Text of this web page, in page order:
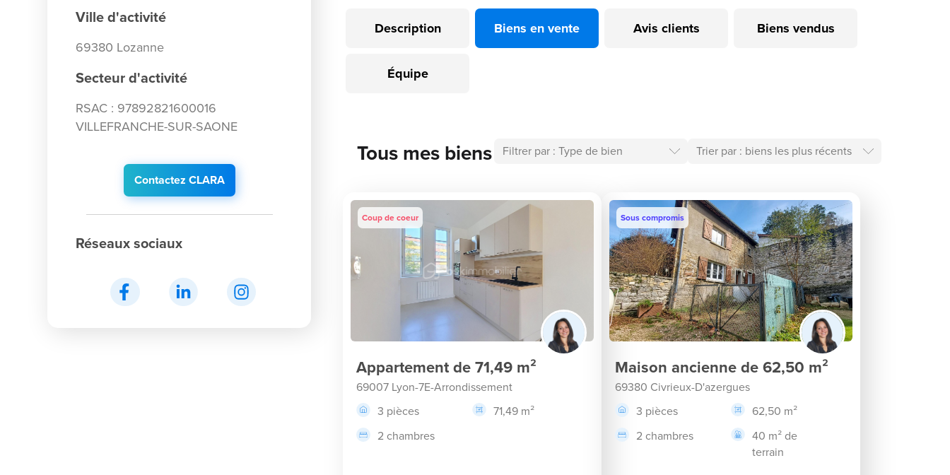
Ville d'activité
69380 Lozanne
Secteur d'activité
RSAC : 97892821600016
VILLEFRANCHE-SUR-SAONE
Contactez CLARA
Réseaux sociaux
Description Biens en vente Avis clients Biens vendus
Équipe
Tous mes biens
Coup de coeur
Appartement de 71,49 m²
69007 Lyon-7E-Arrondissement
3 pièces
71,49 m²
2 chambres
Sous compromis
Maison ancienne de 62,50 m²
69380 Civrieux-D'azergues
3 pièces
62,50 m²
2 chambres
40 m² de
terrain